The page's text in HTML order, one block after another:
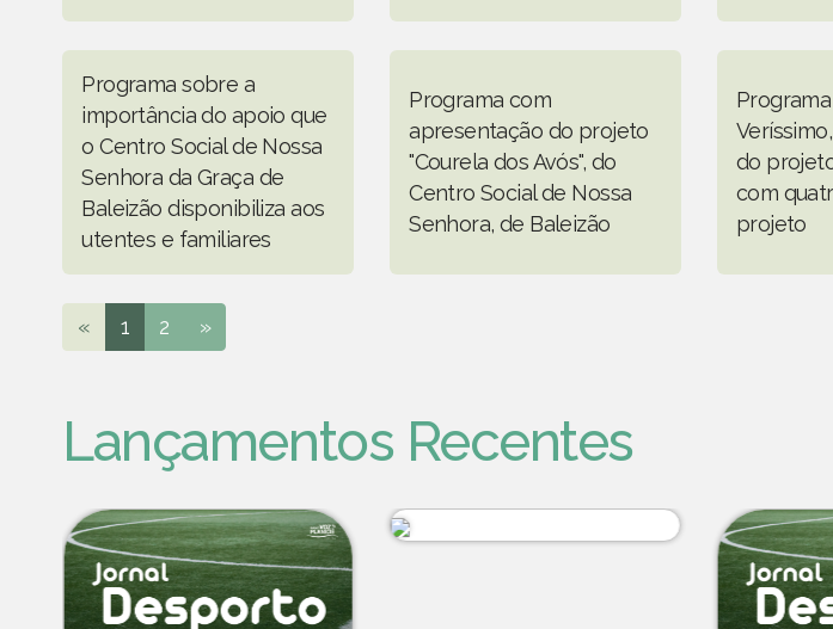
Programa sobre a
importância do apoio que
o Centro Social de Nossa
Senhora da Graça de
Baleizão disponibiliza aos
utentes e familiares
Programa com
apresentação do projeto
"Courela dos Avós", do
Centro Social de Nossa
Senhora, de Baleizão
do
com
projeto
« 1 2 »
Lançamentos Recentes